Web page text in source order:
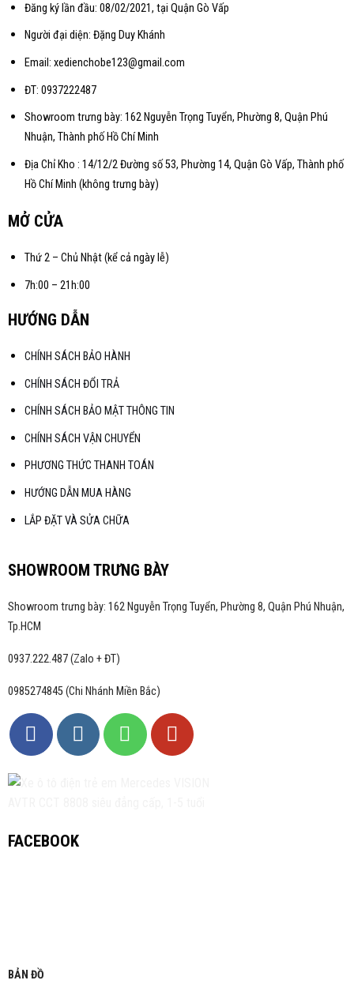
Đăng ký lần đầu: 08/02/2021, tại Quận Gò Vấp
Người đại diện: Đặng Duy Khánh
Email: xedienchobe123@gmail.com
ĐT: 0937222487
Showroom trưng bày: 162 Nguyễn Trọng Tuyển, Phường 8, Quận Phú
Nhuận, Thành phố Hồ Chí Minh
Địa Chỉ Kho : 14/12/2 Đường số 53, Phường 14, Quận Gò Vấp, Thành phố
Hồ Chí Minh (không trưng bày)
MỞ CỬA
Thứ 2 – Chủ Nhật (kể cả ngày lễ)
7h:00 – 21h:00
HƯỚNG DẪN
CHÍNH SÁCH BẢO HÀNH
CHÍNH SÁCH ĐỔI TRẢ
CHÍNH SÁCH BẢO MẬT THÔNG TIN
CHÍNH SÁCH VẬN CHUYỂN
PHƯƠNG THỨC THANH TOÁN
HƯỚNG DẪN MUA HÀNG
LẮP ĐẶT VÀ SỬA CHỮA
SHOWROOM TRƯNG BÀY
Showroom trưng bày: 162 Nguyễn Trọng Tuyển, Phường 8, Quận Phú Nhuận,
Tp.HCM
0937.222.487 (Zalo + ĐT)
0985274845 (Chi Nhánh Miền Bắc)
FACEBOOK
BẢN ĐỒ